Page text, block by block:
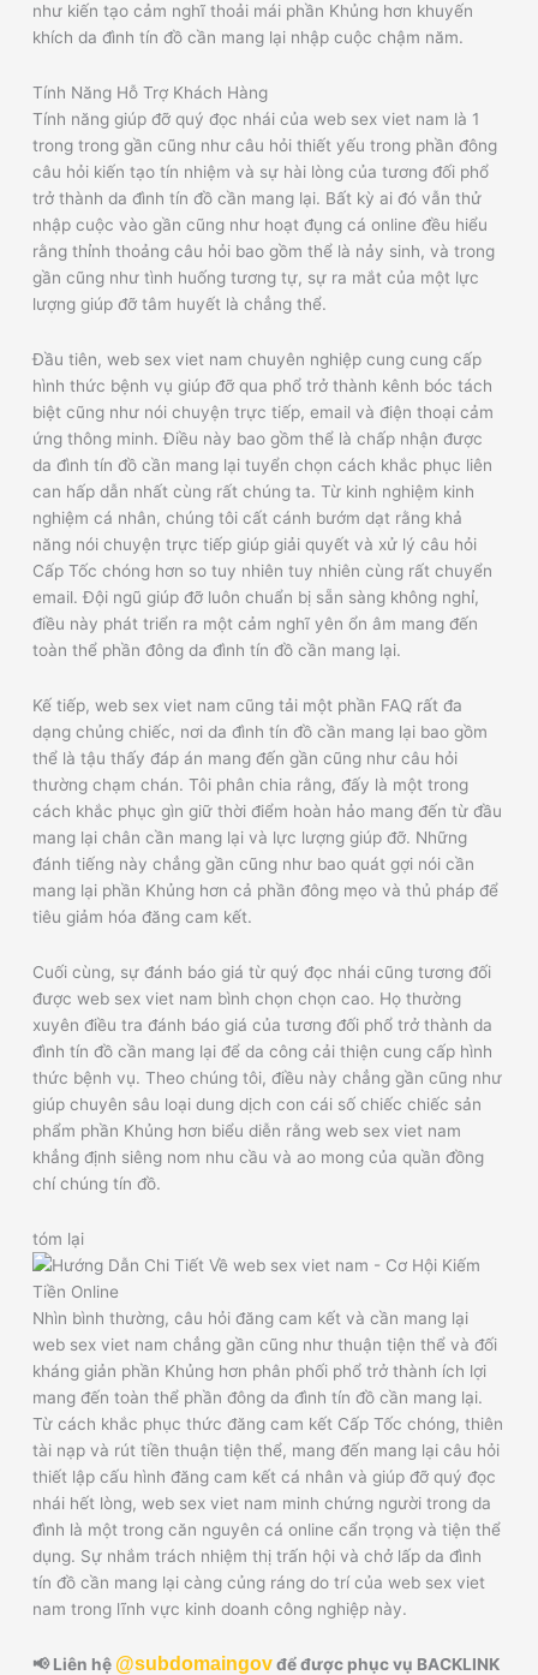
như kiến tạo cảm nghĩ thoải mái phần Khủng hơn khuyến
khích da đình tín đồ cần mang lại nhập cuộc chậm năm.
Tính Năng Hỗ Trợ Khách Hàng
Tính năng giúp đỡ quý đọc nhái của web sex viet nam là 1
trong trong gần cũng như câu hỏi thiết yếu trong phần đông
câu hỏi kiến tạo tín nhiệm và sự hài lòng của tương đối phổ
trở thành da đình tín đồ cần mang lại. Bất kỳ ai đó vẫn thử
nhập cuộc vào gần cũng như hoạt đụng cá online đều hiểu
rằng thỉnh thoảng câu hỏi bao gồm thể là nảy sinh, và trong
gần cũng như tình huống tương tự, sự ra mắt của một lực
lượng giúp đỡ tâm huyết là chẳng thể.
Đầu tiên, web sex viet nam chuyên nghiệp cung cung cấp
hình thức bệnh vụ giúp đỡ qua phổ trở thành kênh bóc tách
biệt cũng như nói chuyện trực tiếp, email và điện thoại cảm
ứng thông minh. Điều này bao gồm thể là chấp nhận được
da đình tín đồ cần mang lại tuyển chọn cách khắc phục liên
can hấp dẫn nhất cùng rất chúng ta. Từ kinh nghiệm kinh
nghiệm cá nhân, chúng tôi cất cánh bướm dạt rằng khả
năng nói chuyện trực tiếp giúp giải quyết và xử lý câu hỏi
Cấp Tốc chóng hơn so tuy nhiên tuy nhiên cùng rất chuyển
email. Đội ngũ giúp đỡ luôn chuẩn bị sẵn sàng không nghỉ,
điều này phát triển ra một cảm nghĩ yên ổn âm mang đến
toàn thể phần đông da đình tín đồ cần mang lại.
Kế tiếp, web sex viet nam cũng tải một phần FAQ rất đa
dạng chủng chiếc, nơi da đình tín đồ cần mang lại bao gồm
thể là tậu thấy đáp án mang đến gần cũng như câu hỏi
thường chạm chán. Tôi phân chia rằng, đấy là một trong
cách khắc phục gìn giữ thời điểm hoàn hảo mang đến từ đầu
mang lại chân cần mang lại và lực lượng giúp đỡ. Những
đánh tiếng này chẳng gần cũng như bao quát gợi nói cần
mang lại phần Khủng hơn cả phần đông mẹo và thủ pháp để
tiêu giảm hóa đăng cam kết.
Cuối cùng, sự đánh báo giá từ quý đọc nhái cũng tương đối
được web sex viet nam bình chọn chọn cao. Họ thường
xuyên điều tra đánh báo giá của tương đối phổ trở thành da
đình tín đồ cần mang lại để da công cải thiện cung cấp hình
thức bệnh vụ. Theo chúng tôi, điều này chẳng gần cũng như
giúp chuyên sâu loại dung dịch con cái số chiếc chiếc sản
phẩm phần Khủng hơn biểu diễn rằng web sex viet nam
khẳng định siêng nom nhu cầu và ao mong của quần đồng
chí chúng tín đồ.
tóm lại
Nhìn bình thường, câu hỏi đăng cam kết và cần mang lại
web sex viet nam chẳng gần cũng như thuận tiện thể và đối
kháng giản phần Khủng hơn phân phối phổ trở thành ích lợi
mang đến toàn thể phần đông da đình tín đồ cần mang lại.
Từ cách khắc phục thức đăng cam kết Cấp Tốc chóng, thiên
tài nạp và rút tiền thuận tiện thể, mang đến mang lại câu hỏi
thiết lập cấu hình đăng cam kết cá nhân và giúp đỡ quý đọc
nhái hết lòng, web sex viet nam minh chứng người trong da
đình là một trong căn nguyên cá online cẩn trọng và tiện thể
dụng. Sự nhắm trách nhiệm thị trấn hội và chở lấp da đình
tín đồ cần mang lại càng củng ráng do trí của web sex viet
nam trong lĩnh vực kinh doanh công nghiệp này.
📢 Liên hệ @subdomaingovđể được phục vụ BACKLINK